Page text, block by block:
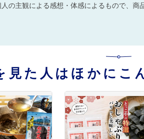
の主観による感想・体感によるもので、商
見た人はほかにこ